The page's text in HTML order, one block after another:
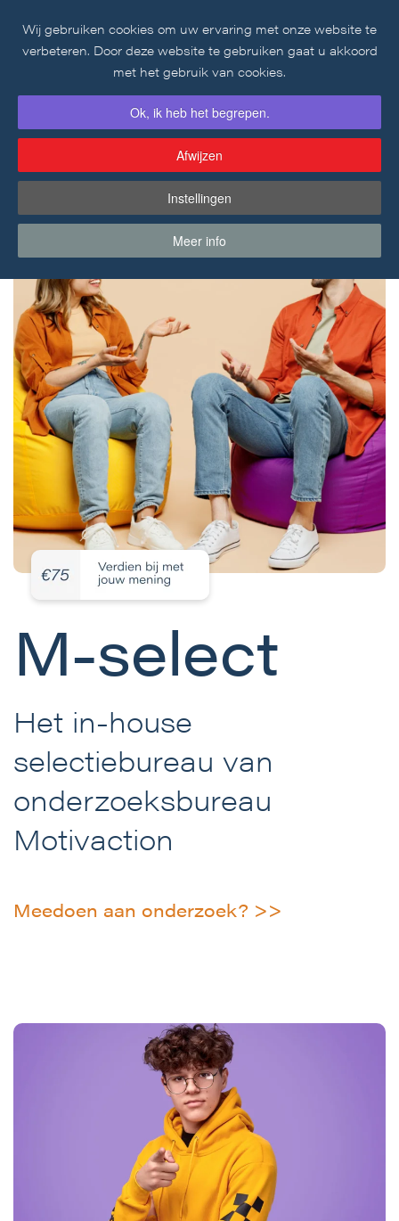
Wij gebruiken cookies om uw ervaring met onze website te
verbeteren. Door deze website te gebruiken gaat u akkoord
met het gebruik van cookies.
Ok, ik heb het begrepen.
Afwijzen
Instellingen
Meer info
Skip to main content
M-select
Het in-house
selectiebureau van
onderzoeksbureau
Motivaction
Meedoen aan onderzoek? >>